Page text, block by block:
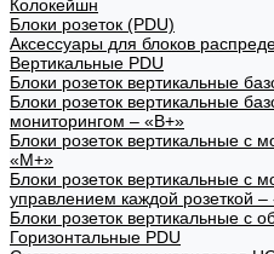
Колокейшн
Блоки розеток (PDU)
Аксессуары для блоков
Вертикальные PDU
Блоки розеток вертикальные
Блоки розеток вертикальные
мониторингом – «В+»
Блоки розеток вертикальные с
«М+»
Блоки розеток вертикальные с
управлением каждой розеткой
Блоки розеток вертикальные с
Горизонтальные PDU